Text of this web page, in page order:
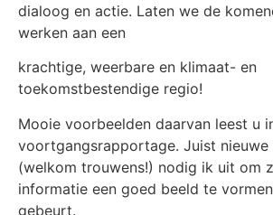
dialoog en actie. Laten we de
werken aan een
krachtige, weerbare en klimaat- en
toekomstbestendige regio!
Mooie voorbeelden daarvan leest u
voortgangsrapportage. Juist nieuwe
(welkom trouwens!) nodig ik uit om
informatie een goed beeld te
gebeurt.